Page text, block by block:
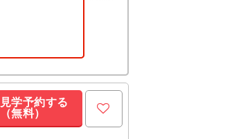
見学予約する
（無料）